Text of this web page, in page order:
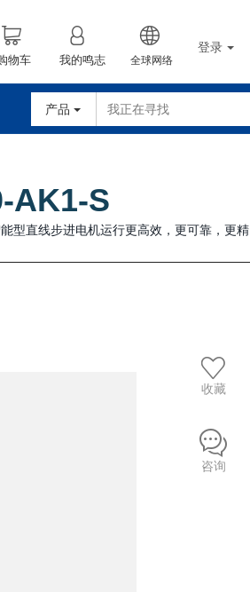
物车 我的鸣志 全球网络
登录
产品
AK1-S
型直线步进电机运行更高效，更可靠，更精
收藏
咨询